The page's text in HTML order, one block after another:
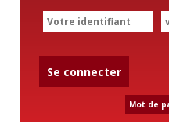
Se connecter
Mot de